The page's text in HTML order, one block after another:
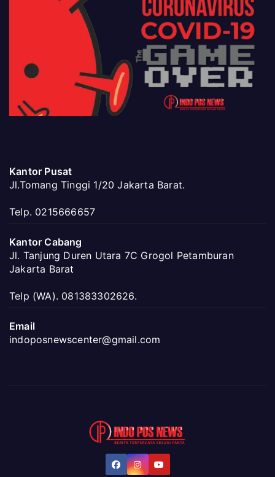
Kantor Pusat
Jl.Tomang Tinggi 1/20 Jakarta Barat.
Telp. 0215666657
Kantor Cabang
Jl. Tanjung Duren Utara 7C Grogol Petamburan
Jakarta Barat
Telp (WA). 081383302626.
Email
indoposnewscenter@gmail.com